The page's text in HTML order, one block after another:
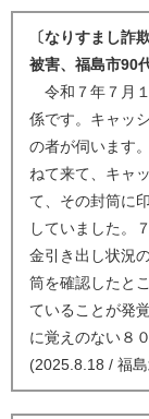
〔なりすまし詐
被害、福島市90
令和７年７月
係です。キャッ
の者が伺います
ねて来て、キャ
て、その封筒に
していました。
金引き出し状況
筒を確認したと
ていることが発
に覚えのない８
(2025.8.18 / 福